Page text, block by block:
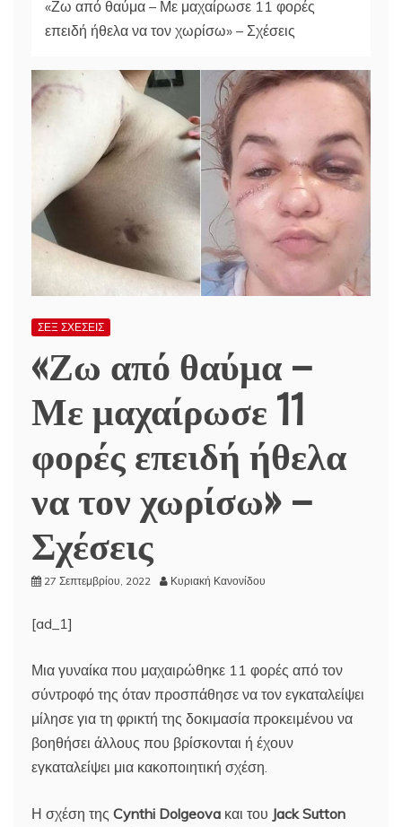
«Ζω από θαύμα – Με μαχαίρωσε 11 φορές
επειδή ήθελα να τον χωρίσω» – Σχέσεις
ΣΕΞ ΣΧΕΣΕΙΣ
«Ζω από θαύμα –
Με μαχαίρωσε 11
φορές επειδή ήθελα
να τον χωρίσω» –
Σχέσεις
27 Σεπτεμβρίου, 2022 Κυριακή Κανονίδου
[ad_1]
Μια γυναίκα που μαχαιρώθηκε 11 φορές από τον
σύντροφό της όταν προσπάθησε να τον εγκαταλείψει
μίλησε για τη φρικτή της δοκιμασία προκειμένου να
βοηθήσει άλλους που βρίσκονται ή έχουν
εγκαταλείψει μια κακοποιητική σχέση.
Η σχέση της Cynthi Dolgeova και του Jack Sutton